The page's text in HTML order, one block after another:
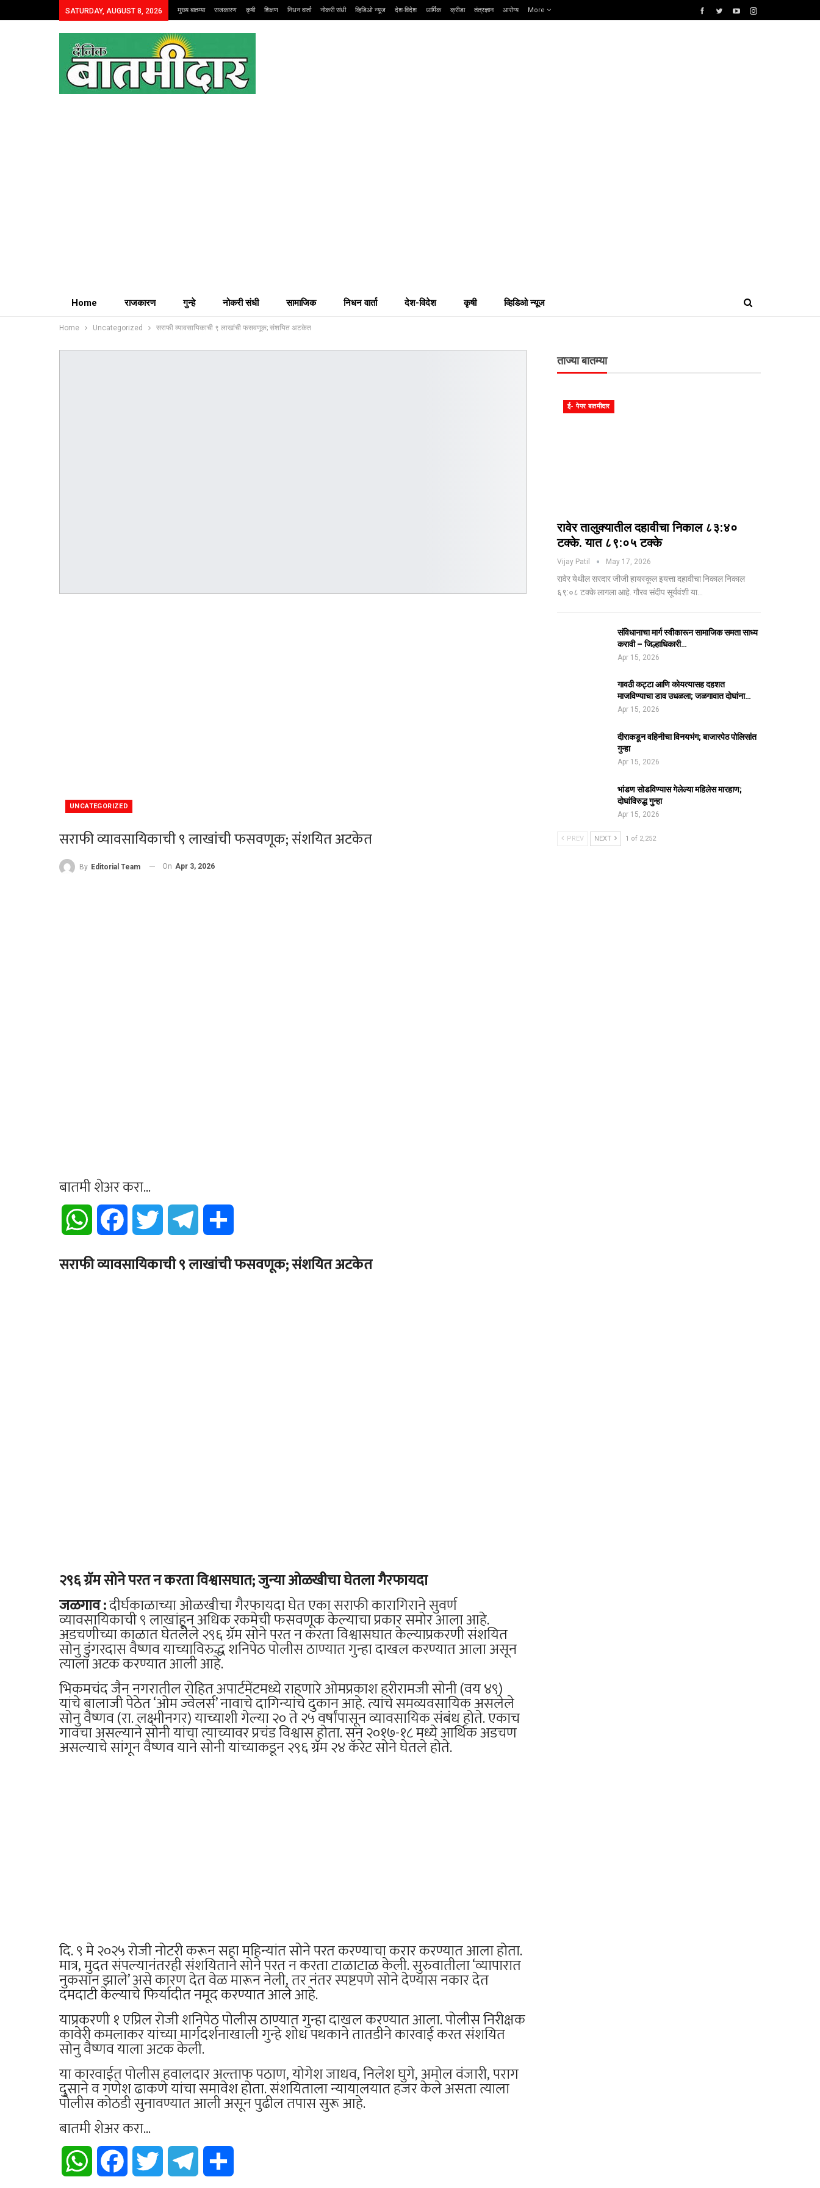
SATURDAY, AUGUST 8, 2026 मुख्य बातम्या राजकारण कृषी शिक्षण निधन वार्ता नोकरी संधी व्हिडिओ न्यूज देश-विदेश धार्मिक क्रीडा तंत्रज्ञान आरोग्य More
Home राजकारण गुन्हे नोकरी संधी सामाजिक निधन वार्ता देश-विदेश कृषी व्हिडिओ न्यूज
Home Uncategorized सराफी व्यावसायिकाची ९ लाखांची फसवणूक; संशयित अटकेत
UNCATEGORIZED
सराफी व्यावसायिकाची ९ लाखांची फसवणूक; संशयित अटकेत
By Editorial Team On Apr 3, 2026
बातमी शेअर करा...
WhatsApp Facebook Twitter Telegram
सराफी व्यावसायिकाची ९ लाखांची फसवणूक; संशयित अटकेत
२९६ ग्रॅम सोने परत न करता विश्वासघात; जुन्या ओळखीचा घेतला गैरफायदा
जळगाव :दीर्घकाळाच्या ओळखीचा गैरफायदा घेत एका सराफी कारागिराने सुवर्ण
व्यावसायिकाची ९ लाखांहून अधिक रकमेची फसवणूक केल्याचा प्रकार समोर आला आहे.
अडचणीच्या काळात घेतलेले २९६ ग्रॅम सोने परत न करता विश्वासघात केल्याप्रकरणी संशयित
सोनु डुंगरदास वैष्णव याच्याविरुद्ध शनिपेठ पोलीस ठाण्यात गुन्हा दाखल करण्यात आला असून
त्याला अटक करण्यात आली आहे.
भिकमचंद जैन नगरातील रोहित अपार्टमेंटमध्ये राहणारे ओमप्रकाश हरीरामजी सोनी (वय ४९)
यांचे बालाजी पेठेत ‘ओम ज्वेलर्स’ नावाचे दागिन्यांचे दुकान आहे. त्यांचे समव्यवसायिक असलेले
सोनु वैष्णव (रा. लक्ष्मीनगर) याच्याशी गेल्या २० ते २५ वर्षांपासून व्यावसायिक संबंध होते. एकाच
गावचा असल्याने सोनी यांचा त्याच्यावर प्रचंड विश्वास होता. सन २०१७-१८ मध्ये आर्थिक अडचण
असल्याचे सांगून वैष्णव याने सोनी यांच्याकडून २९६ ग्रॅम २४ कॅरेट सोने घेतले होते.
दि. ९ मे २०२५ रोजी नोटरी करून सहा महिन्यांत सोने परत करण्याचा करार करण्यात आला होता.
मात्र, मुदत संपल्यानंतरही संशयिताने सोने परत न करता टाळाटाळ केली. सुरुवातीला ‘व्यापारात
नुकसान झाले’ असे कारण देत वेळ मारून नेली, तर नंतर स्पष्टपणे सोने देण्यास नकार देत
दमदाटी केल्याचे फिर्यादीत नमूद करण्यात आले आहे.
याप्रकरणी १ एप्रिल रोजी शनिपेठ पोलीस ठाण्यात गुन्हा दाखल करण्यात आला. पोलीस निरीक्षक
कावेरी कमलाकर यांच्या मार्गदर्शनाखाली गुन्हे शोध पथकाने तातडीने कारवाई करत संशयित
सोनु वैष्णव याला अटक केली.
या कारवाईत पोलीस हवालदार अल्ताफ पठाण, योगेश जाधव, निलेश घुगे, अमोल वंजारी, पराग
दुसाने व गणेश ढाकणे यांचा समावेश होता. संशयिताला न्यायालयात हजर केले असता त्याला
पोलीस कोठडी सुनावण्यात आली असून पुढील तपास सुरू आहे.
बातमी शेअर करा...
WhatsApp Facebook Twitter Telegram
ताज्या बातम्या
ई- पेपर बातमीदार
रावेर तालुक्यातील दहावीचा निकाल ८३:४०
टक्के. यात ८९:०५ टक्के
Vijay Patil May 17, 2026
रावेर येथील सरदार जीजी हायस्कूल इयत्ता दहावीचा निकाल निकाल
६९:०८ टक्के लागला आहे. गौरव संदीप सूर्यवंशी या…
संविधानाचा मार्ग स्वीकारून सामाजिक समता साध्य
करावी – जिल्हाधिकारी…
Apr 15, 2026
गावठी कट्टा आणि कोयत्यासह दहशत
माजविण्याचा डाव उधळला; जळगावात दोघांना…
Apr 15, 2026
दीराकडून वहिनीचा विनयभंग; बाजारपेठ पोलिसांत
गुन्हा
Apr 15, 2026
भांडण सोडविण्यास गेलेल्या महिलेस मारहाण;
दोघांविरुद्ध गुन्हा
Apr 15, 2026
PREV NEXT 1 of 2,252